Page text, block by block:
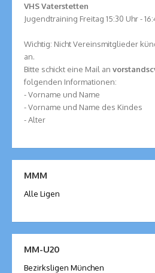
VHS Vaterstetten
Jugendtraining Freitag 15:30 Uhr -
Wichtig: Nicht Vereinsmitglieder
an.
Bitte schickt eine Mail an vorstand
folgenden Informationen:
- Vorname und Name
- Vorname und Name des Kindes
- Alter
MMM
Alle Ligen
MM-U20
Bezirksligen München